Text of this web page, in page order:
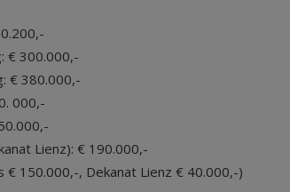
€ 300.000,-
€ 380.000,-
000,-
Lienz): € 190.000,-
150.000,-, Dekanat Lienz € 40.000,-)